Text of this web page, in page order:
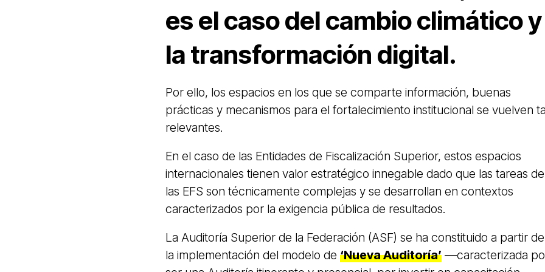
es el caso del cambio climático y
la transformación digital.
Por ello, los espacios en los que se comparte información, buenas
prácticas y mecanismos para el fortalecimiento institucional se vuelven
relevantes.
En el caso de las Entidades de Fiscalización Superior, estos espacios
internacionales tienen valor estratégico innegable dado que las tareas de
las EFS son técnicamente complejas y se desarrollan en contextos
caracterizados por la exigencia pública de resultados.
La Auditoría Superior de la Federación (ASF) se ha constituido a partir de
la implementación del modelo de ‘Nueva Auditoría’ ––caracterizada